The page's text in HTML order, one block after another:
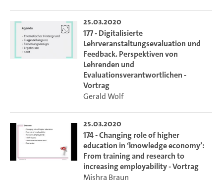
25.03.2020
177 - Digitalisierte
Lehrveranstaltungsevaluation und
Feedback. Perspektiven von
Lehrenden und
Evaluationsverantwortlichen -
Vortrag
Gerald Wolf
25.03.2020
174 - Changing role of higher
education in ‘knowledge economy’:
From training and research to
increasing employability - Vortrag
Mishra Braun